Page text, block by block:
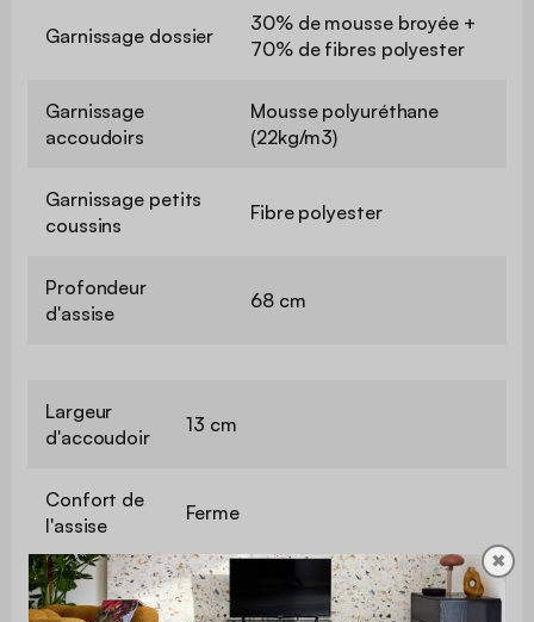
Garnissage dossier
30% de mousse broyée +
70% de fibres polyester
Garnissage
accoudoirs
Mousse polyuréthane
(22kg/m3)
Garnissage petits
coussins
Fibre polyester
Profondeur
d'assise
68 cm
Largeur
d'accoudoir
13 cm
Confort de
l'assise
Ferme
Convertible Oui
✖